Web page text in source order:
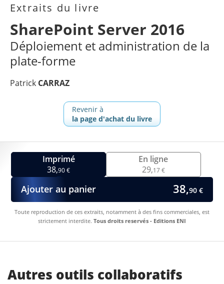
Extraits du livre
SharePoint Server 2016
Déploiement et administration de la
plate-forme
Patrick CARRAZ
Revenir à
la page d'achat du livre
Imprimé
38,90 €
En ligne
29,17 €
Ajouter au panier 38,90 €
Toute reproduction de ces extraits, notamment à des fins commerciales, est
strictement interdite. Tous droits reservés - Editions ENI
Autres outils collaboratifs